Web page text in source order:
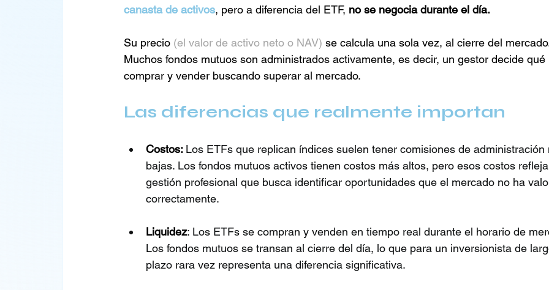
canasta de activos, pero a diferencia del ETF, no se negocia durante el día.
Su precio (el valor de activo neto o NAV) se calcula una sola vez, al cierre del
Muchos fondos mutuos son administrados activamente, es decir, un gestor decide qué
comprar y vender buscando superar al mercado.
Las diferencias que realmente importan
Costos: Los ETFs que replican índices suelen tener comisiones de
bajas. Los fondos mutuos activos tienen costos más altos, pero esos costos
gestión profesional que busca identificar oportunidades que el mercado no ha
correctamente.
Liquidez: Los ETFs se compran y venden en tiempo real durante el horario de
Los fondos mutuos se transan al cierre del día, lo que para un inversionista de
plazo rara vez representa una diferencia significativa.